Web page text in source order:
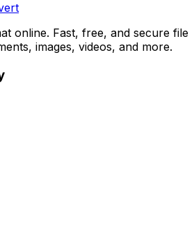
online. Fast, free, and secure file
images, videos, and more.